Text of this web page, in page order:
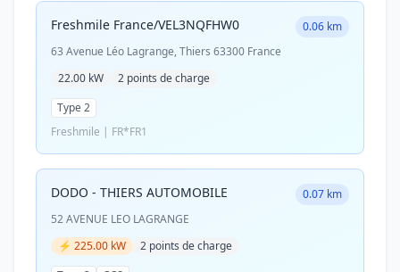
Freshmile France/VEL3NQFHW0
0.06 km
63 Avenue Léo Lagrange, Thiers 63300 France
22.00 kW
2 points de charge
Type 2
Freshmile | FR*FR1
DODO - THIERS AUTOMOBILE
0.07 km
52 AVENUE LEO LAGRANGE
⚡ 225.00 kW
2 points de charge